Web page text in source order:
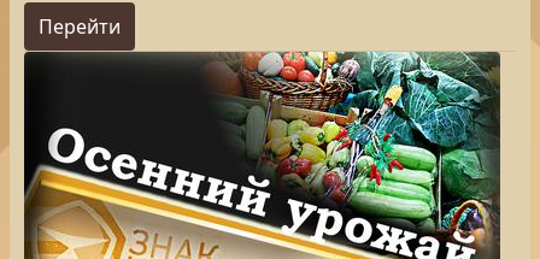
Перейти